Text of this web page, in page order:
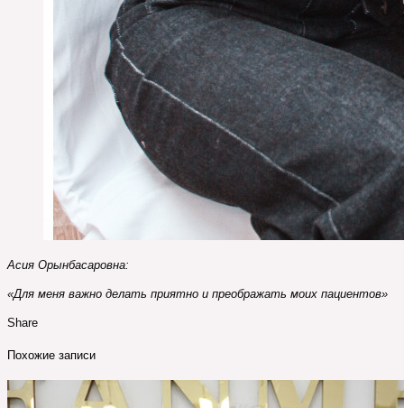
Асия Орынбасаровна:
«Для меня важно делать приятно и преображать моих пациентов»
Share
Похожие записи